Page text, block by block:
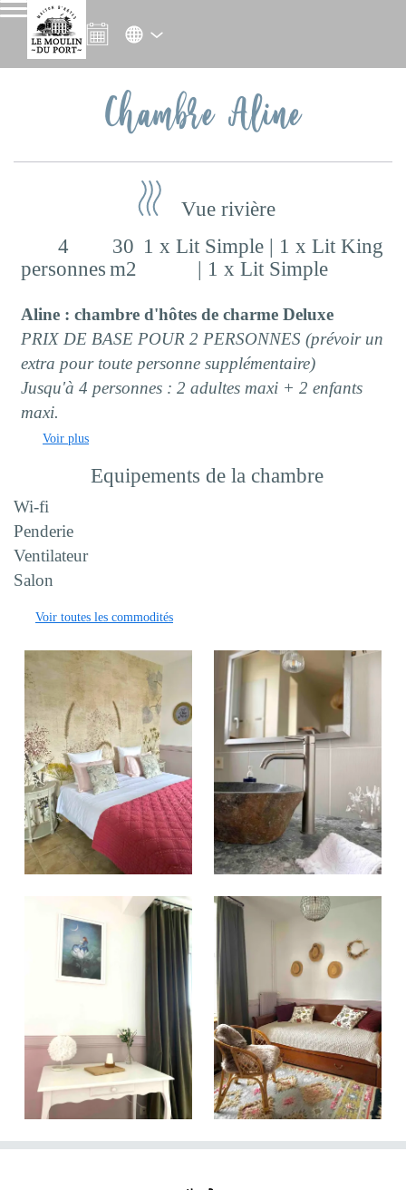
Chambre Aline
Vue rivière
4
personnes
30
m2
1 x Lit Simple| 1 x Lit King
| 1 x Lit Simple
Aline : chambre d'hôtes de charme Deluxe
PRIX DE BASE POUR 2 PERSONNES (prévoir un
extra pour toute personne supplémentaire)
Jusqu'à 4 personnes : 2 adultes maxi + 2 enfants
maxi.
Voir plus
Equipements de la chambre
Wi-fi
Penderie
Ventilateur
Salon
Voir toutes les commodités